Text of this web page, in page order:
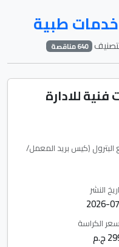
طبية
640 مناقصة
للادارة
(كيس بريد المعمل/
النشر
2026-
سعر الكراسة
ج.م